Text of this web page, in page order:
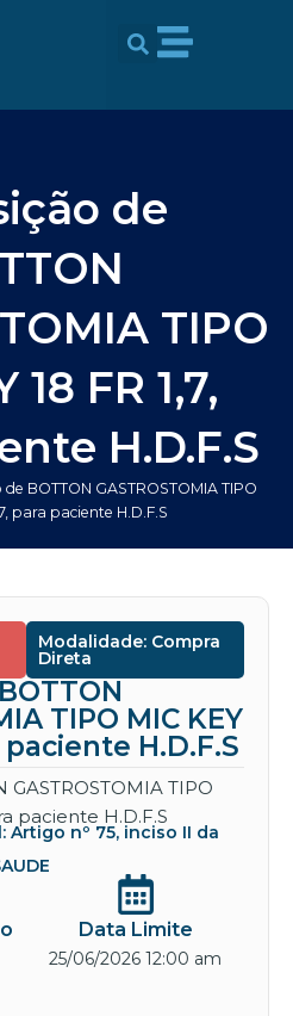
de
TIPO
18 FR 1,7,
H.D.F.S
BOTTON GASTROSTOMIA TIPO
para paciente H.D.F.S
Modalidade: Compra
Direta
TIPO MIC KEY
paciente H.D.F.S
TIPO
paciente H.D.F.S
Artigo nº 75, inciso II da
Data Limite
25/06/2026 12:00 am